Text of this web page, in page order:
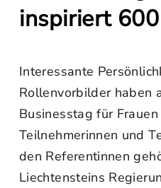
inspiriert
Interessante
Rollenvorbilder haben
Businesstag für
Teilnehmerinnen und
den Referentinnen
Liechtensteins